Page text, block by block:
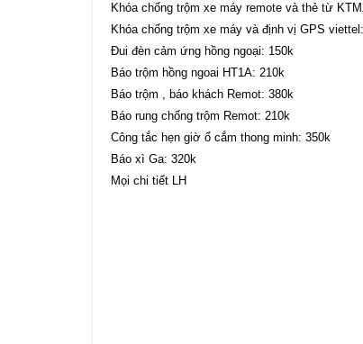
Khóa chống trộm xe máy remote và thẻ từ
Khóa chống trộm xe máy và định vị GPS
Đui đèn cảm ứng hồng ngoại: 150k
Báo trộm hồng ngoai HT1A: 210k
Báo trộm , báo khách Remot: 380k
Báo rung chống trộm Remot: 210k
Công tắc hẹn giờ ổ cắm thong minh: 350k
Báo xì Ga: 320k
Mọi chi tiết LH